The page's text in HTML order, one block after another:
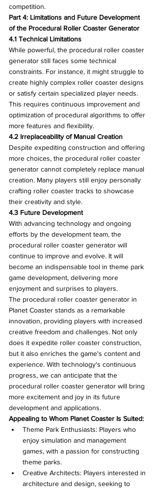
competition.
Part 4: Limitations and Future Development
of the Procedural Roller Coaster Generator
4.1 Technical Limitations
While powerful, the procedural roller coaster
generator still faces some technical
constraints. For instance, it might struggle to
create highly complex roller coaster designs
or satisfy certain specialized player needs.
This requires continuous improvement and
optimization of procedural algorithms to offer
more features and flexibility.
4.2 Irreplaceability of Manual Creation
Despite expediting construction and offering
more choices, the procedural roller coaster
generator cannot completely replace manual
creation. Many players still enjoy personally
crafting roller coaster tracks to showcase
their creativity and style.
4.3 Future Development
With advancing technology and ongoing
efforts by the development team, the
procedural roller coaster generator will
continue to improve and evolve. It will
become an indispensable tool in theme park
game development, delivering more
enjoyment and surprises to players.
The procedural roller coaster generator in
Planet Coaster stands as a remarkable
innovation, providing players with increased
creative freedom and challenges. Not only
does it expedite roller coaster construction,
but it also enriches the game's content and
experience. With technology's continuous
progress, we can anticipate that the
procedural roller coaster generator will bring
more excitement and joy in its future
development and applications.
Appealing to Whom Planet Coaster Is Suited:
Theme Park Enthusiasts: Players who
enjoy simulation and management
games, with a passion for constructing
theme parks.
Creative Architects: Players interested in
architecture and design, seeking to